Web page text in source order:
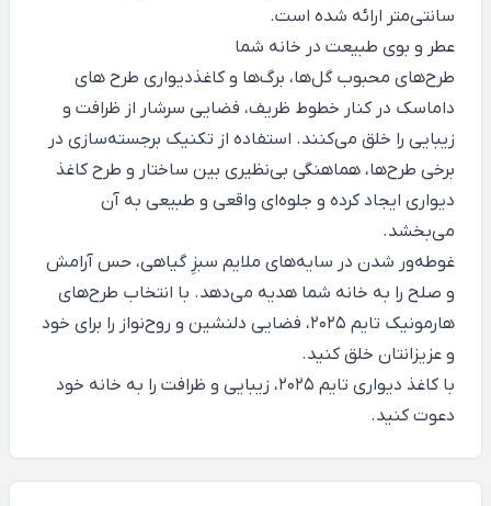
سانتی‌متر ارائه شده است.
عطر و بوی طبیعت در خانه شما
طرح‌های محبوب گل‌ها، برگ‌ها و کاغذدیواری طرح های
داماسک در کنار خطوط ظریف، فضایی سرشار از ظرافت و
زیبایی را خلق می‌کنند. استفاده از تکنیک برجسته‌سازی در
برخی طرح‌ها، هماهنگی بی‌نظیری بین ساختار و طرح کاغذ
دیواری ایجاد کرده و جلوه‌ای واقعی و طبیعی به آن
می‌بخشد.
غوطه‌ور شدن در سایه‌های ملایم سبزِ گیاهی، حس آرامش
و صلح را به خانه شما هدیه می‌دهد. با انتخاب طرح‌های
هارمونیک تایم 2025، فضایی دلنشین و روح‌نواز را برای خود
و عزیزانتان خلق کنید.
با کاغذ دیواری تایم 2025، زیبایی و ظرافت را به خانه خود
دعوت کنید.